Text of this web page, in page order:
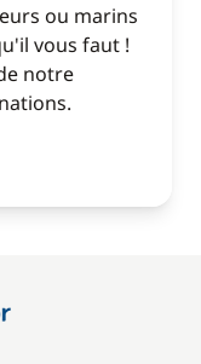
ou marins
vous faut !
notre